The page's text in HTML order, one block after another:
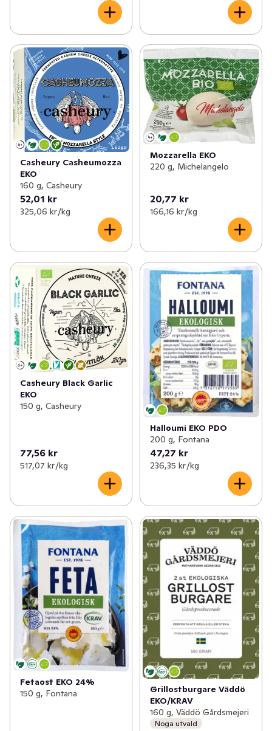
Casheury Casheumozza
EKO
160 g, Casheury
52,01 kr
325,06 kr /kg
Mozzarella EKO
220 g, Michelangelo
20,77 kr
166,16 kr /kg
Casheury Black Garlic
EKO
150 g, Casheury
77,56 kr
517,07 kr /kg
Halloumi EKO PDO
200 g, Fontana
47,27 kr
236,35 kr /kg
Fetaost EKO 24%
150 g, Fontana
Grillostburgare Väddö
EKO/KRAV
160 g, Väddö Gårdsmejeri
Noga utvald